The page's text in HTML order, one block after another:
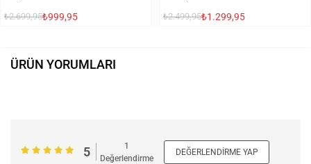
₺2.699,95₺999,95 ₺2.499,95₺1.299,95
ÜRÜN YORUMLARI
5
1
Değerlendirme
DEĞERLENDIRME YAP